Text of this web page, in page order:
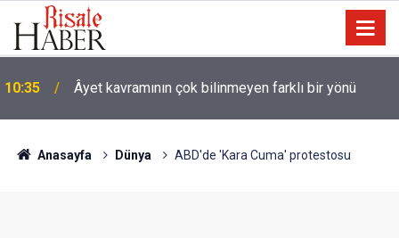
09:25 İyi Müslüman olmanın ölçüsü nedir?
Anasayfa Dünya ABD'de 'Kara Cuma' protestosu